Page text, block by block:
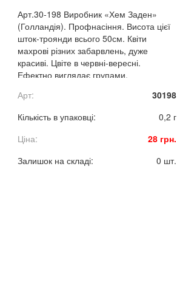
Арт.30-198 Виробник «Хем Заден»
(Голландія). Профнасіння. Висота цієї
шток-троянди всього 50см. Квіти
махрові різних забарвлень, дуже
красиві. Цвіте в червні-вересні.
Ефектно виглядає групами.
Арт:
30198
Кількість в упаковці:
0,2 г
Ціна:
28 грн.
Залишок на складі:
0 шт.